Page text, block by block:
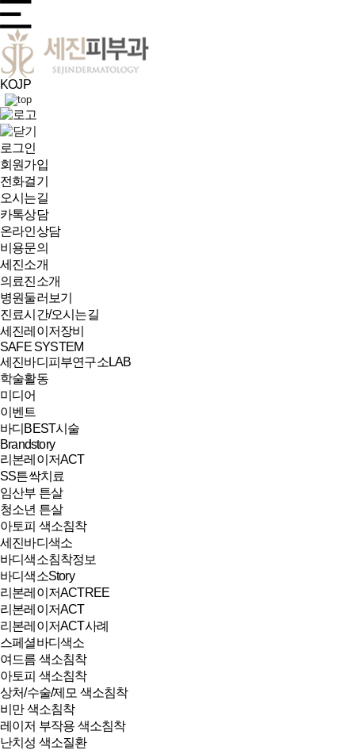
KOJP
로그인
회원가입
전화걸기
오시는길
카톡상담
온라인상담
비용문의
세진소개
의료진소개
병원둘러보기
진료시간/오시는길
세진레이저장비
SAFE SYSTEM
세진바디피부연구소LAB
학술활동
미디어
이벤트
바디BEST시술
Brandstory
리본레이저ACT
SS튼싹치료
임산부 튼살
청소년 튼살
아토피 색소침착
세진바디색소
바디색소침착정보
바디색소Story
리본레이저ACTREE
리본레이저ACT
리본레이저ACT사례
스페셜바디색소
여드름 색소침착
아토피 색소침착
상처/수술/제모 색소침착
비만 색소침착
레이저 부작용 색소침착
난치성 색소질환